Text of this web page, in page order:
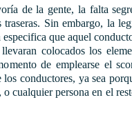
de la gente, la falta
Sin embargo, la
que aquel
colocados los
de emplearse el
conductores, ya sea
cualquier persona en el